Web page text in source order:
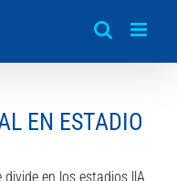
EN ESTADIO
en los estadios llA,